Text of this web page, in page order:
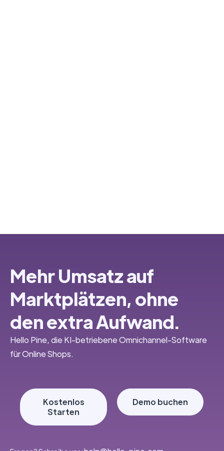
Mehr Umsatz auf
Marktplätzen, ohne
den extra Aufwand.
Hello Pine, die KI-betriebene Omnichannel-Software
für Online Shops.
Kostenlos
Starten
Demo buchen